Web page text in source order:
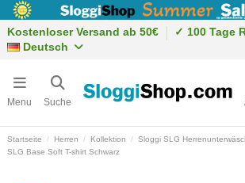
Kostenloser Versand ab 50€
✓ 100 Tage
Deutsch
Menu Suche
Startseite Herren Kollektion Sloggi SLG
SLG Base Soft T-shirt Schwarz